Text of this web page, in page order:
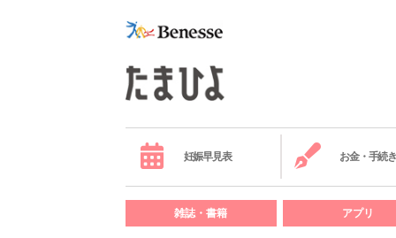
妊娠早見表 お金・手続き
雑誌・書籍 アプリ